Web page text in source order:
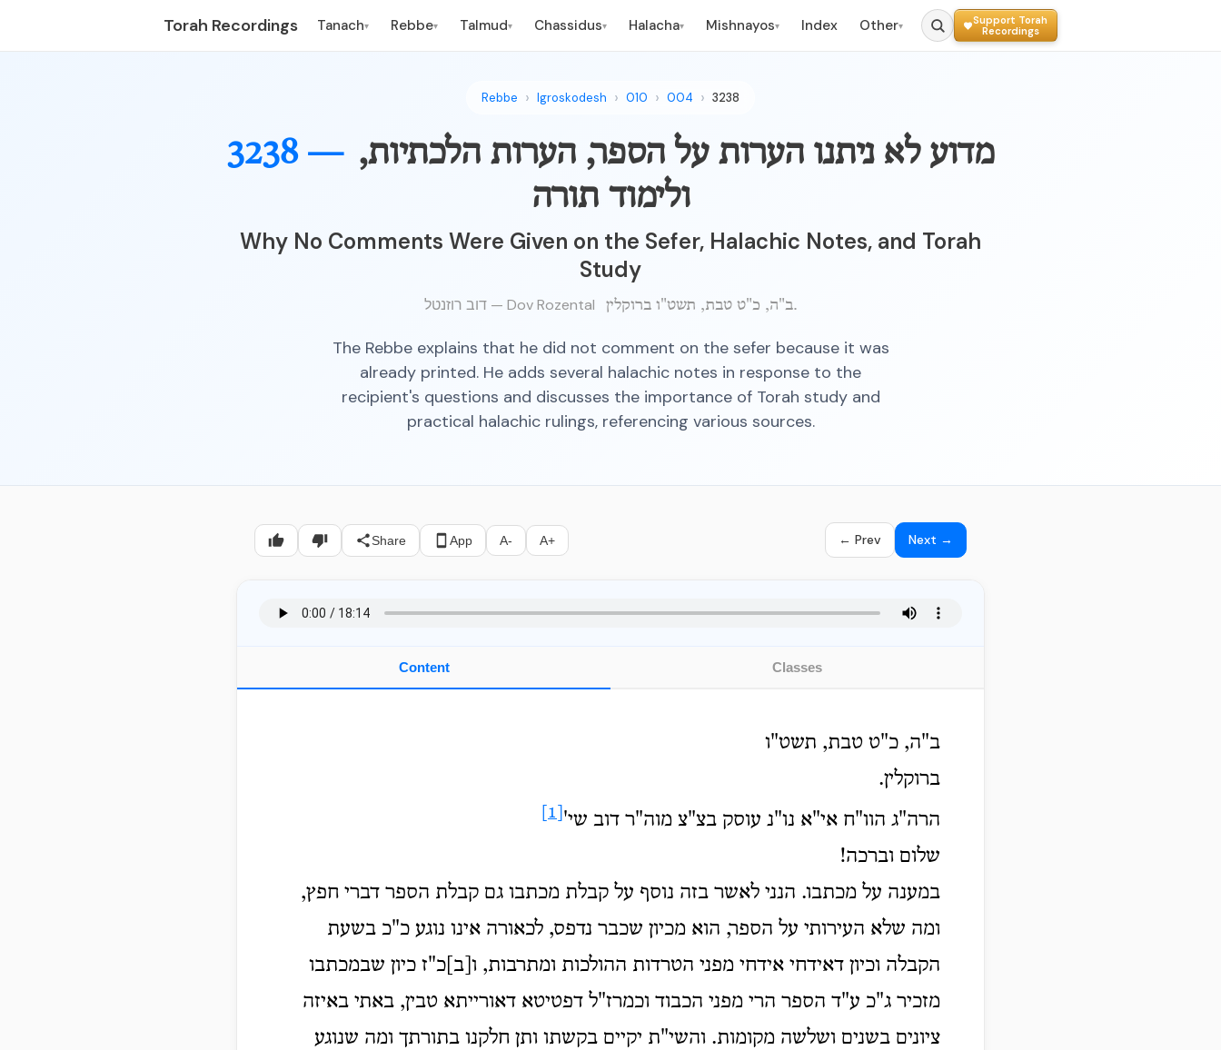
Torah Recordings Tanach▾ Rebbe▾ Talmud▾ Chassidus▾ Halacha▾ Mishnayos▾ Index Other▾
Support Torah
Recordings
Rebbe Igroskodesh 010 004 3238
3238 — מדוע לא ניתנו הערות על הספר, הערות הלכתיות,
ולימוד תורה
Why No Comments Were Given on the Sefer, Halachic Notes, and Torah
Study
דוב רוזנטל — Dov Rozental ב"ה, כ"ט טבת, תשט"ו ברוקלין.
The Rebbe explains that he did not comment on the sefer because it was
already printed. He adds several halachic notes in response to the
recipient's questions and discusses the importance of Torah study and
practical halachic rulings, referencing various sources.
Share App A- A+ ← Prev Next →
Content Classes
ב"ה, כ"ט טבת, תשט"ו
ברוקלין.
הרה"ג הוו"ח אי"א נו"נ עוסק בצ"צ מוה"ר דוב שי'
שלום וברכה!
במענה על מכתבו. הנני לאשר בזה נוסף על קבלת מכתבו גם קבלת הספר דברי חפץ,
ומה שלא העירותי על הספר, הוא מכיון שכבר נדפס, לכאורה אינו נוגע כ"כ בשעת
הקבלה וכיון דאידחי אידחי מפני הטרדות ההולכות ומתרבות, ו[ב]כ"ז כיון שבמכתבו
מזכיר ג"כ ע"ד הספר הרי מפני הכבוד וכמרז"ל דפטיטא דאורייתא טבין, באתי באיזה
ציונים בשנים ושלשה מקומות. והשי"ת יקיים בקשתו ותן חלקנו בתורתך ומה שנוגע